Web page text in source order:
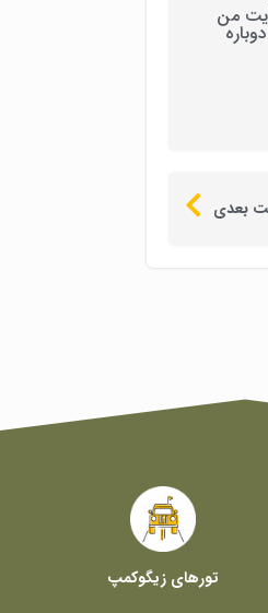
من
بعدی
تورهای زیگوکمپ